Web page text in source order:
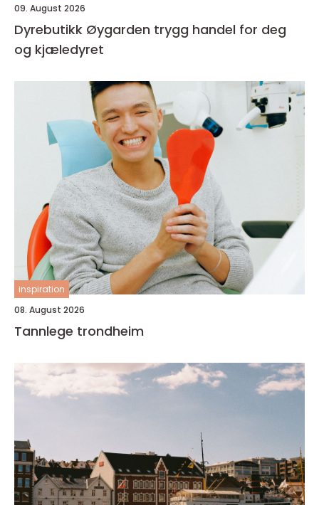
09. August 2026
Dyrebutikk Øygarden trygg handel for deg
og kjæledyret
inspiration
08. August 2026
Tannlege trondheim